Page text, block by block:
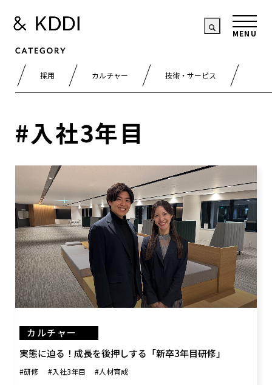
採用 カルチャー 技術・サービス
#入社3年目
カルチャー
実態に迫る！成長を後押しする「新卒3年目研修」
#研修 #入社3年目 #人材育成